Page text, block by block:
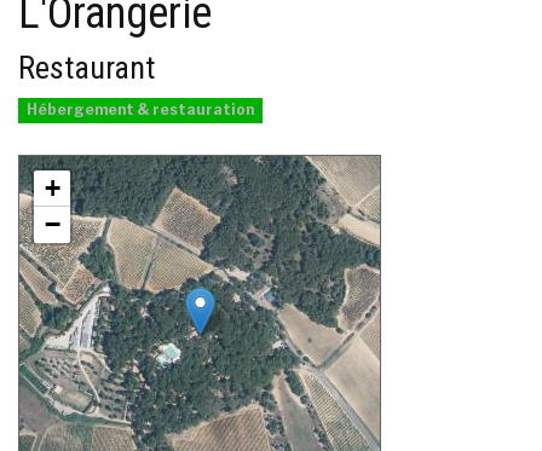
L'Orangerie
Restaurant
Hébergement & restauration
+
−